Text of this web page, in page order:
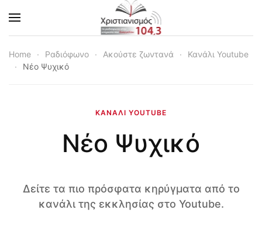
Skip to main content
Home Ραδιόφωνο Ακούστε ζωντανά
Κανάλι Youtube
Νέο Ψυχικό
ΚΑΝΆΛΙ YOUTUBE
Νέο Ψυχικό
Δείτε τα πιο πρόσφατα κηρύγματα από το
κανάλι της εκκλησίας στο Youtube.